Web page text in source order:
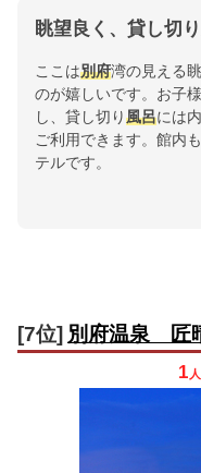
眺望良く、貸し切
ここは別府湾の見える
のが嬉しいです。お子
し、貸し切り風呂には内
ご利用できます。館内
テルです。
[7位] 別府温泉 匠
1 人